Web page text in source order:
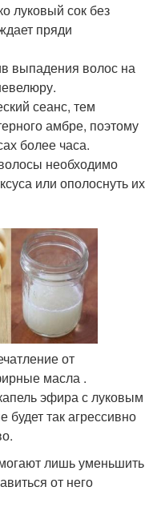
луковый сок без
пряди
выпадения волос на
сеанс, тем
амбре, поэтому
более часа.
необходимо
или ополоснуть их
от
масла .
эфира с луковым
так агрессивно
лишь уменьшить
от него